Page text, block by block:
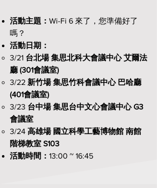
活動主題： Wi-Fi 6 來了，您準備好了
嗎？
​活動日期：
3/21 台北場 集思北科大會議中心 艾爾法
廳 (301會議室)
3/22 新竹場 集思竹科會議中心 巴哈廳
(401會議室)
3/23 台中場 集思台中文心會議中心 G3
會議室
3/24 高雄場 國立科學工藝博物館 南館
階梯教室 S103
活動時間： 13:00 ~ 16:45